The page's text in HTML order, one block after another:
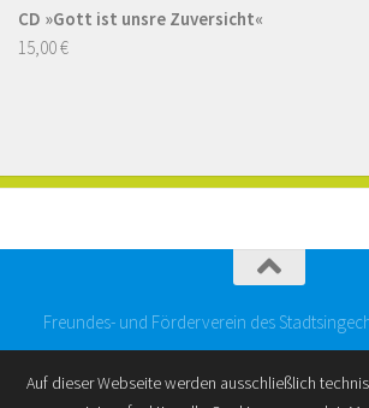
CD »Gott ist unsre Zuversicht«
15,00€
Freundes- und Förderverein des
Auf dieser Webseite werden ausschließlich